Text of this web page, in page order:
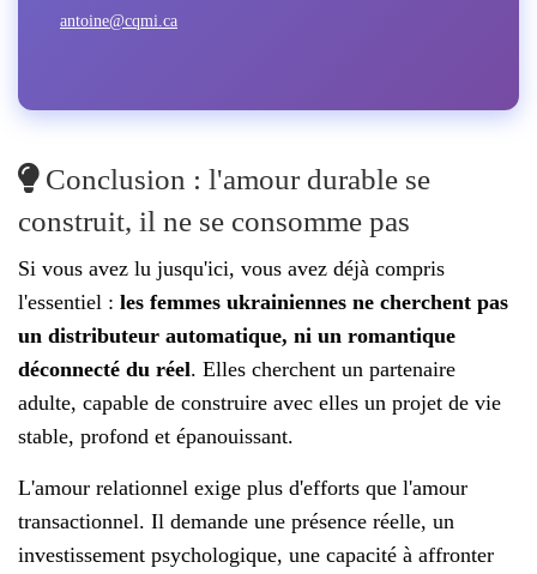
antoine@cqmi.ca
Conclusion : l'amour durable se
construit, il ne se consomme pas
Si vous avez lu jusqu'ici, vous avez déjà compris
l'essentiel : les femmes ukrainiennes ne cherchent pas
un distributeur automatique, ni un romantique
déconnecté du réel. Elles cherchent un partenaire
adulte, capable de construire avec elles un projet de vie
stable, profond et épanouissant.
L'amour relationnel exige plus d'efforts que l'amour
transactionnel. Il demande une présence réelle, un
investissement psychologique, une capacité à affronter